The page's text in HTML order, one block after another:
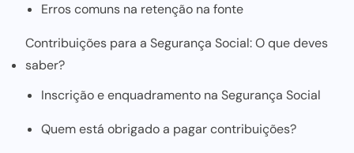
Erros comuns na retenção na fonte
Contribuições para a Segurança Social: O que deves
saber?
Inscrição e enquadramento na Segurança Social
Quem está obrigado a pagar contribuições?